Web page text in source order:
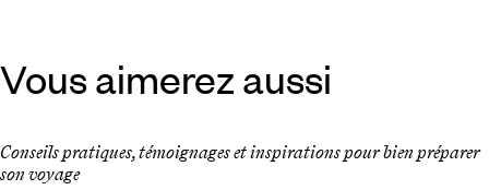
Vous aimerez aussi
Conseils pratiques, témoignages et inspirations pour bien préparer
son voyage